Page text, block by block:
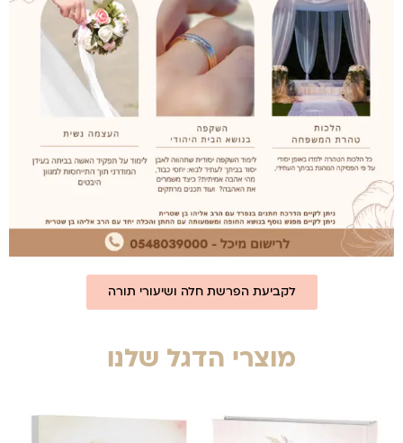
לקביעת הפרשת חלה ושיעורי תורה
מוצרי הדגל שלנו